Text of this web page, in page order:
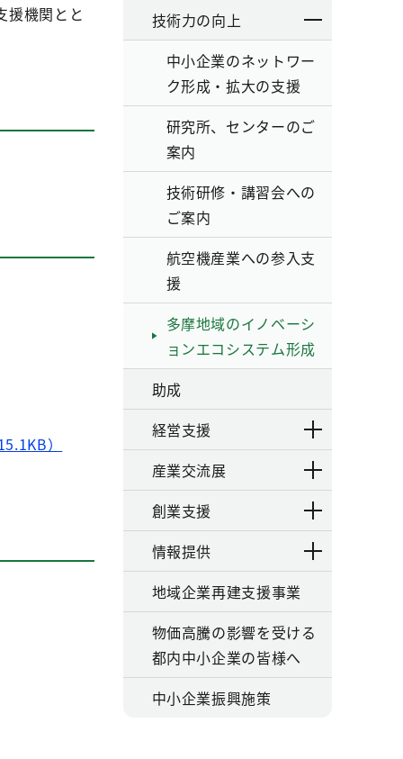
援機関とと
）
技術力の向上
中小企業のネットワー
ク形成・拡大の支援
研究所、センターのご
案内
技術研修・講習会への
ご案内
航空機産業への参入支
援
多摩地域のイノベーシ
ョンエコシステム形成
助成
経営支援
産業交流展
創業支援
情報提供
地域企業再建支援事業
物価高騰の影響を受ける
都内中小企業の皆様へ
中小企業振興施策